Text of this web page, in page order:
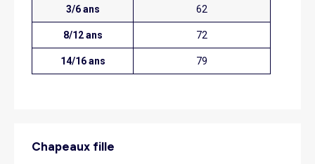
3/6 ans 62
8/12 ans 72
14/16 ans 79
Chapeaux fille